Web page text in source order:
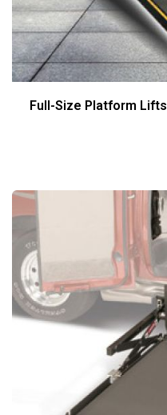
Full-Size Platform Lifts